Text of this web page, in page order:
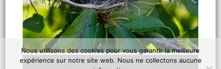
Nous utilisons des cookies pour vous garantir la meilleure
expérience sur notre site web. Nous ne collectons aucune